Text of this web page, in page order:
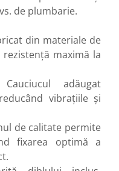
de plumbarie.
din materiale de
maximă la
adăugat
vibrațiile și
de calitate permite
fixarea optimă a